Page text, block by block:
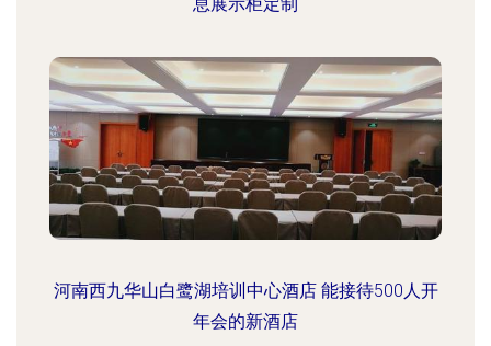
河南西九华山白鹭湖培训中心酒店 能接待500人开
年会的新酒店